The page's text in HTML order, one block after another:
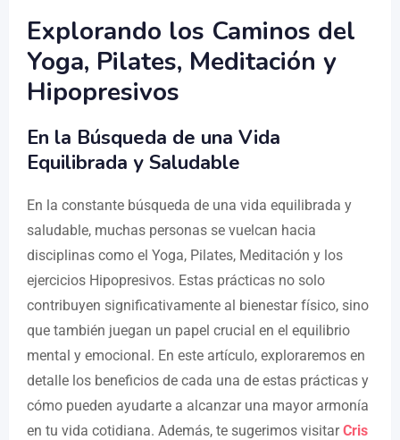
Explorando los Caminos del
Yoga, Pilates, Meditación y
Hipopresivos
En la Búsqueda de una Vida
Equilibrada y Saludable
En la constante búsqueda de una vida equilibrada y
saludable, muchas personas se vuelcan hacia
disciplinas como el Yoga, Pilates, Meditación y los
ejercicios Hipopresivos. Estas prácticas no solo
contribuyen significativamente al bienestar físico, sino
que también juegan un papel crucial en el equilibrio
mental y emocional. En este artículo, exploraremos en
detalle los beneficios de cada una de estas prácticas y
cómo pueden ayudarte a alcanzar una mayor armonía
en tu vida cotidiana. Además, te sugerimos visitarCris